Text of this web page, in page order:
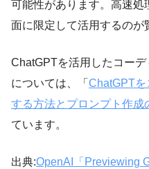
可能性があります。高速
面に限定して活用するのが
ChatGPTを活用したコー
については、「 ChatGPTを
する方法とプロンプト作成
ています。
出典:OpenAI「Previewing